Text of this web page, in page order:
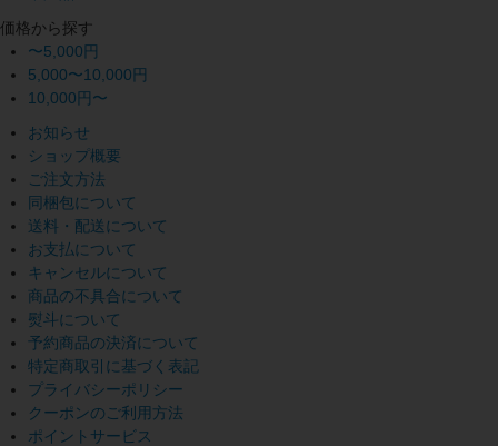
価格から探す
〜5,000円
5,000〜10,000円
10,000円〜
お知らせ
ショップ概要
ご注文方法
同梱包について
送料・配送について
お支払について
キャンセルについて
商品の不具合について
熨斗について
予約商品の決済について
特定商取引に基づく表記
プライバシーポリシー
クーポンのご利用方法
ポイントサービス